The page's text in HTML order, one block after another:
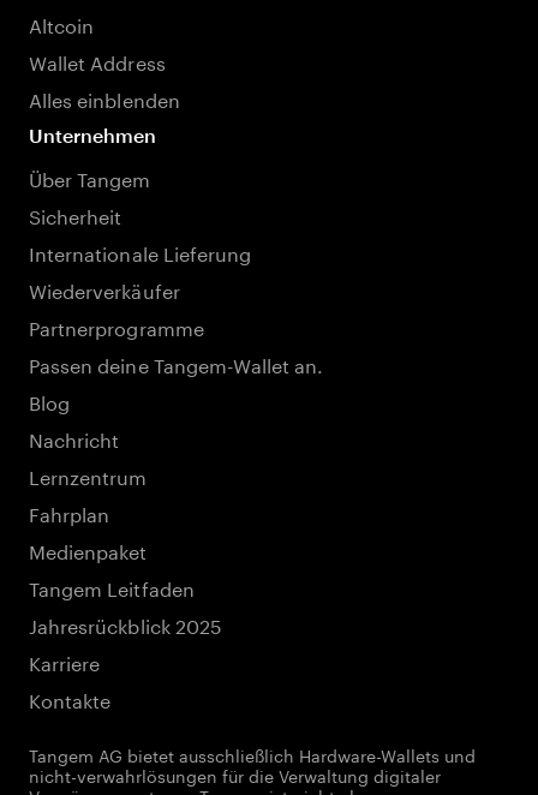
Altcoin
Wallet Address
Alles einblenden
Unternehmen
Über Tangem
Sicherheit
Internationale Lieferung
Wiederverkäufer
Partnerprogramme
Passen deine Tangem-Wallet an.
Blog
Nachricht
Lernzentrum
Fahrplan
Medienpaket
Tangem Leitfaden
Jahresrückblick 2025
Karriere
Kontakte
Tangem AG bietet ausschließlich Hardware-Wallets und
nicht-verwahrlösungen für die Verwaltung digitaler